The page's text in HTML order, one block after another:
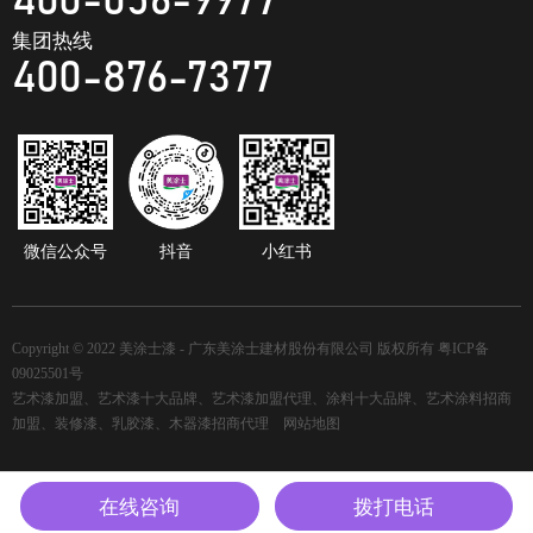
集团热线
400-876-7377
微信公众号 抖音 小红书
Copyright © 2022 美涂士漆 - 广东美涂士建材股份有限公司 版权所有 粤ICP备
09025501号
艺术漆加盟、艺术漆十大品牌、艺术漆加盟代理、涂料十大品牌、艺术涂料招商
加盟、装修漆、乳胶漆、木器漆招商代理 网站地图
首页 产品中心 企业新闻 企业简介
在线咨询 拨打电话